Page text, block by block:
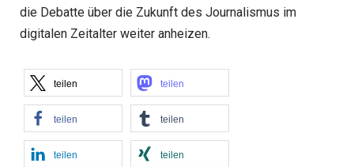
die Debatte über die Zukunft des Journalismus im
digitalen Zeitalter weiter anheizen.
teilen teilen
teilen teilen
teilen teilen